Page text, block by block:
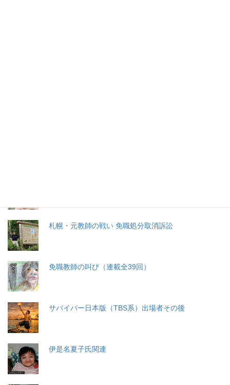
札幌・元教師の戦い 免職処分取消訴訟
免職教師の叫び（連載全39回）
サバイバー日本版（TBS系）出場者その後
伊是名夏子氏関連